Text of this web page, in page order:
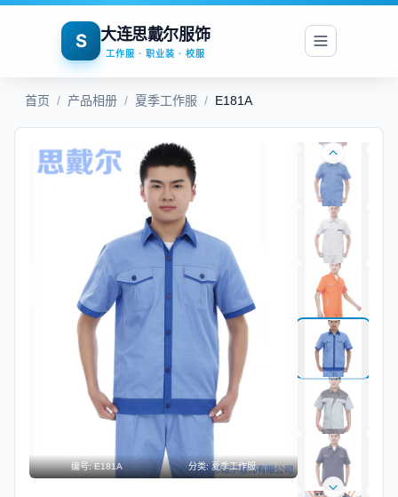
S 大连思戴尔服饰
工作服 · 职业装 · 校服
首页 / 产品相册 / 夏季工作服 / E181A
编号:E181A 分类:夏季工作服